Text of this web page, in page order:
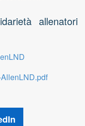
allenatori